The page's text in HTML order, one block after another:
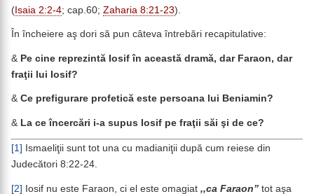
( Isaia 2:2-4; cap.60; Zaharia 8:21-23).
În încheiere aş dori să pun câteva întrebări recapitulative:
& Pe cine reprezintă Iosif în această dramă, dar Faraon, dar
fraţii lui Iosif?
& Ce prefigurare profetică este persoana lui Beniamin?
& La ce încercări i-a supus Iosif pe fraţii săi şi de ce?
[1]
Ismaeliţii sunt tot una cu madianiţii după cum reiese din
Judecători 8:22-24.
[2] Iosif nu este Faraon, ci el este omagiat ,,ca Faraon” tot aşa